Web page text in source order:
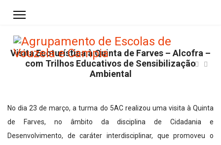
Visita Ecoturística à Quinta de Farves – Alcofra –
com Trilhos Educativos de Sensibilização
Ambiental
No dia 23 de março, a turma do 5AC realizou uma visita à Quinta
de Farves, no âmbito da disciplina de Cidadania e
Desenvolvimento, de caráter interdisciplinar, que promoveu o